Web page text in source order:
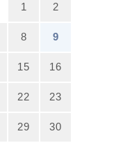
1 2
8 9
15 16
22 23
29 30